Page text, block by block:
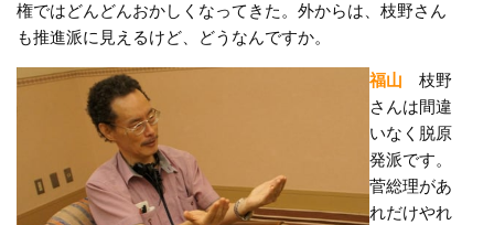
権ではどんどんおかしくなってきた。外からは、枝野さん
も推進派に見えるけど、どうなんですか。
福山 枝野
さんは間違
いなく脱原
発派です。
菅総理があ
れだけやれ